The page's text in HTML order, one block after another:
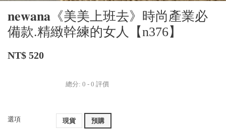
𝐧𝐞𝐰𝐚𝐧𝐚《美美上班去》時尚產業必
備款.精緻幹練的女人【n376】
NT$ 520
總分: 0 - 0 評價
選項 現貨 預購